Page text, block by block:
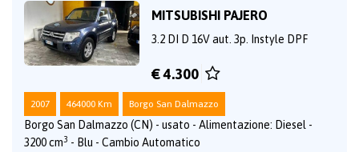
MITSUBISHI PAJERO
3.2 DI D 16V aut. 3p. Instyle DPF
€ 4.300
2007 464000 Km Borgo San Dalmazzo
Borgo San Dalmazzo (CN) - usato - Alimentazione: Diesel -
3200 cm3 - Blu - Cambio Automatico